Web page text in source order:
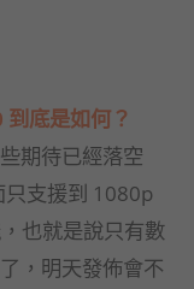
底是如何？
期待已經落空
只支援到 1080p
也就是說只有數
，明天發佈會不